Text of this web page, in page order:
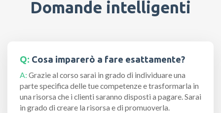
Domande intelligenti
Q: Cosa imparerò a fare esattamente?
A: Grazie al corso sarai in grado di individuare una
parte specifica delle tue competenze e trasformarla in
una risorsa che i clienti saranno disposti a pagare. Sarai
in grado di creare la risorsa e di promuoverla.